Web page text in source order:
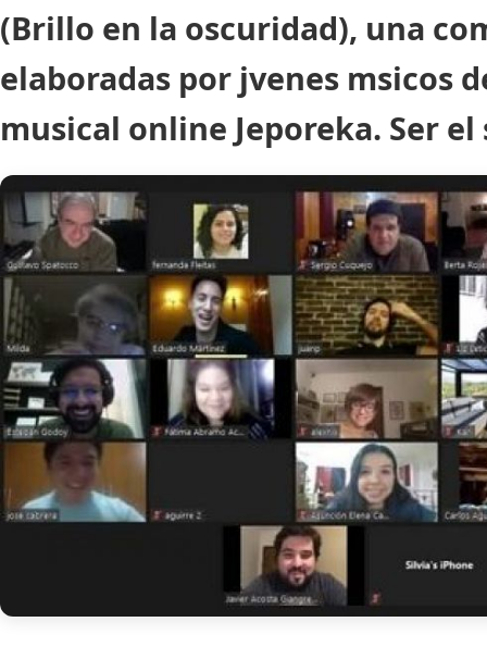
(Brillo en la oscuridad), una
elaboradas por jvenes msicos
musical online Jeporeka. Ser el